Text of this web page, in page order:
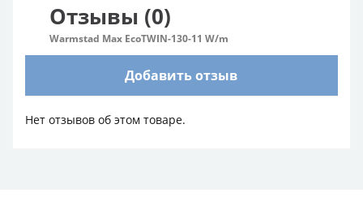
Отзывы (0)
Warmstad Max EcoTWIN-130-11 W/m
Добавить отзыв
Нет отзывов об этом товаре.